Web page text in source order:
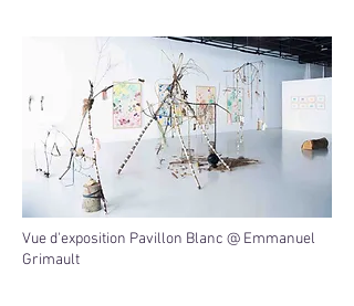
Vue d'exposition Pavillon Blanc @ Emmanuel
Grimault